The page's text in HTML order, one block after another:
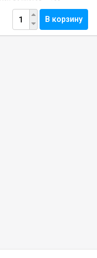
В корзину